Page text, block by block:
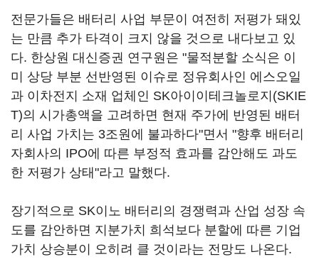
전문가들은 배터리 사업 부문이 여전히 저평가 돼있
는 만큼 추가 타격이 크지 않을 것으로 내다보고 있
다. 한상원 대신증권 연구원은 "물적분할 소식은 이
미 상당 부분 선반영된 이슈로 정유회사인 에스오일
과 이차전지 소재 업체인 SK아이이테크놀로지(SKIE
T)의 시가총액을 고려하면 현재 주가에 반영된 배터
리 사업 가치는 3조원에 불과하다"면서 "향후 배터리
자회사의 IPO에 따른 부정적 효과를 감안해도 과도
한 저평가 상태"라고 말했다.
장기적으로 SK이노 배터리의 경쟁력과 산업 성장 속
도를 감안하면 지분가치 희석보다 분할에 따른 기업
가치 상승분이 오히려 클 것이라는 전망도 나온다.